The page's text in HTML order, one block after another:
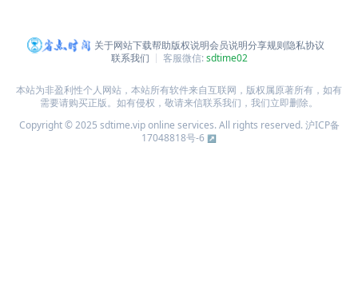
关于网站下载帮助版权说明会员说明分享规则隐私协议
联系我们
客服微信:sdtime02
本站为非盈利性个人网站，本站所有软件来自互联网，版权属原著所有，如有
需要请购买正版。如有侵权，敬请来信联系我们，我们立即删除。
Copyright © 2025 sdtime.vip online services. All rights reserved.沪ICP备
17048818号-6